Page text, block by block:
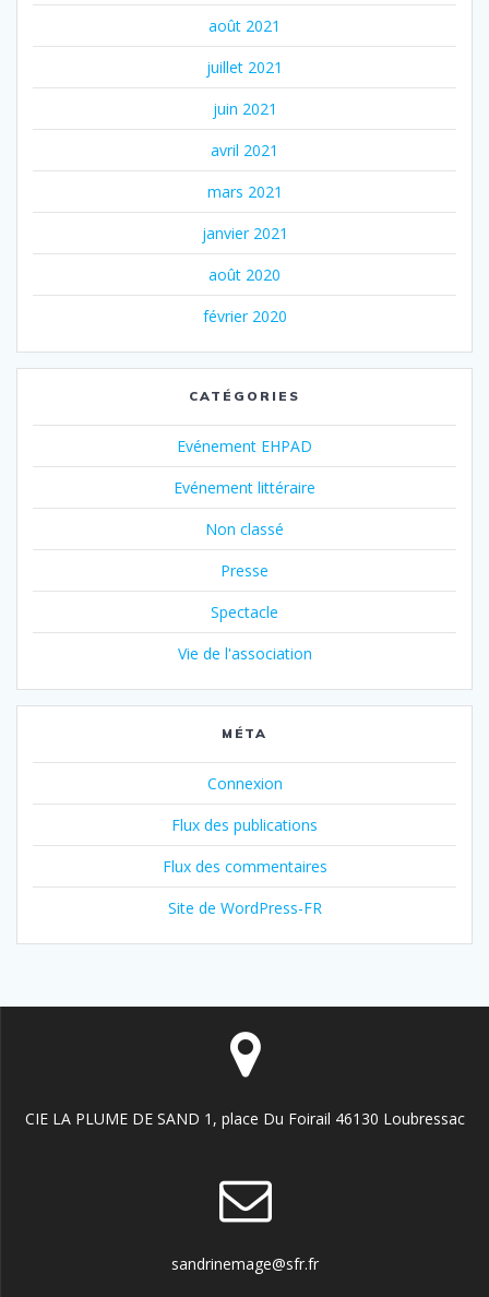
août 2021
juillet 2021
juin 2021
avril 2021
mars 2021
janvier 2021
août 2020
février 2020
CATÉGORIES
Evénement EHPAD
Evénement littéraire
Non classé
Presse
Spectacle
Vie de l'association
MÉTA
Connexion
Flux des publications
Flux des commentaires
Site de WordPress-FR
CIE LA PLUME DE SAND 1, place Du Foirail 46130 Loubressac
sandrinemage@sfr.fr